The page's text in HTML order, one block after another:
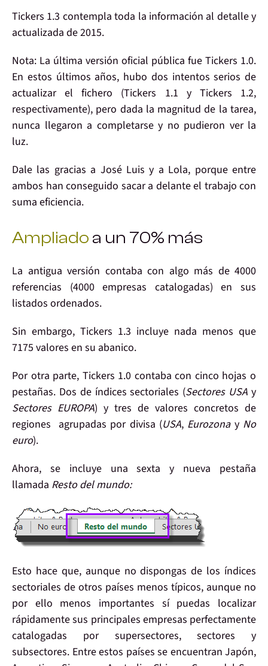
Tickers 1.3 contempla toda la información al detalley
actualizada de2015.
Nota: La última versión oficial pública fue Tickers 1.0.
En estos últimos años, hubo dos intentos serios de
actualizar el fichero (Tickers 1.1 y Tickers 1.2,
respectivamente), pero dada la magnitud de la tarea,
nunca llegaron a completarse y no pudieron ver la
luz.
Dale las gracias a José Luis y a Lola, porque entre
ambos han conseguido sacar a delante el trabajo con
suma eficiencia.
Ampliado a un 70% más
La antigua versión contaba con algo más de 4000
referencias (4000 empresas catalogadas) en sus
listados ordenados.
Sin embargo, Tickers 1.3 incluye nada menos que
7175 valores en su abanico.
Por otra parte, Tickers 1.0 contaba con cinco hojas o
pestañas. Dos de índices sectoriales (Sectores USA y
Sectores EUROPA) y tres de valores concretos de
regiones agrupadas por divisa (USA, Eurozonay No
euro).
Ahora, se incluye una sexta y nueva pestaña
llamada Resto del mundo:
Esto hace que, aunque no dispongas de los índices
sectoriales de otros países menos típicos, aunque no
por ello menos importantes sí puedas localizar
rápidamente sus principales empresas perfectamente
catalogadas por supersectores, sectores y
subsectores. Entre estos países se encuentran Japón,